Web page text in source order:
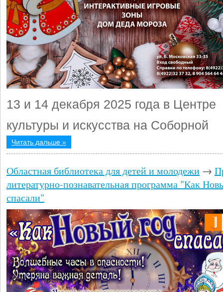
13 и 14 декабря 2025 года в Центре
культуры и искусства на Соборной
Читать дальше »
Областная библиотека для детей и молодежи →
литературно-познавательная программа "Как
спасали"